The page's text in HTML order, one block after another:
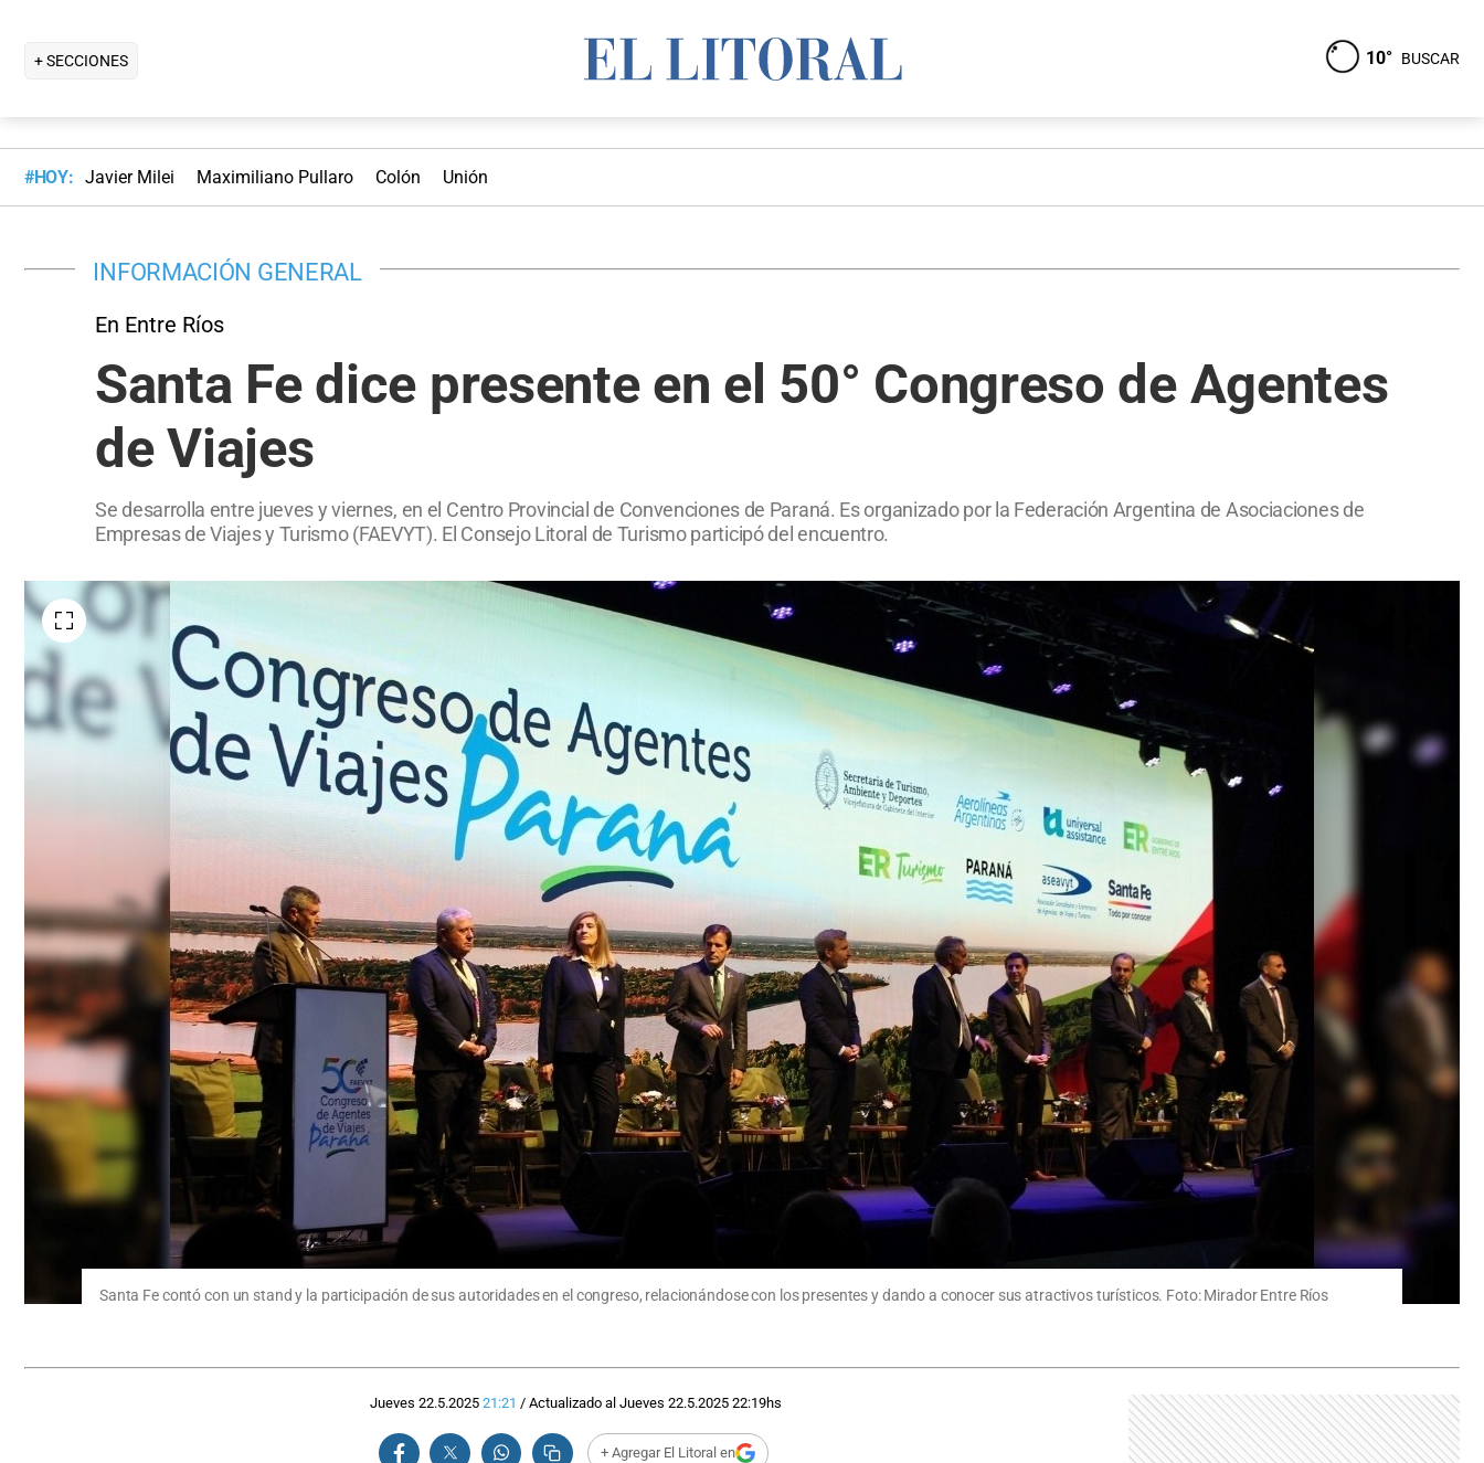
+ SECCIONES 10° BUSCAR
#HOY: Javier Milei Maximiliano Pullaro Colón Unión
INFORMACIÓN GENERAL
En Entre Ríos
Santa Fe dice presente en el 50° Congreso de Agentes
de Viajes
Se desarrolla entre jueves y viernes, en el Centro Provincial de Convenciones de Paraná. Es organizado por la Federación Argentina de Asociaciones de
Empresas de Viajes y Turismo (FAEVYT). El Consejo Litoral de Turismo participó del encuentro.
Santa Fe contó con un stand y la participación de sus autoridades en el congreso, relacionándose con los presentes y dando a conocer sus atractivos turísticos. Foto: Mirador Entre Ríos
Jueves 22.5.2025 21:21 / Actualizado al Jueves 22.5.2025 22:19hs
+ Agregar El Litoral en